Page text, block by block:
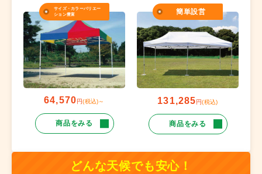
サイズ・カラーバリエー
ション豊富
64,570円(税込)～
商品をみる
簡単設営
131,285円(税込)
商品をみる
どんな天候でも安心！